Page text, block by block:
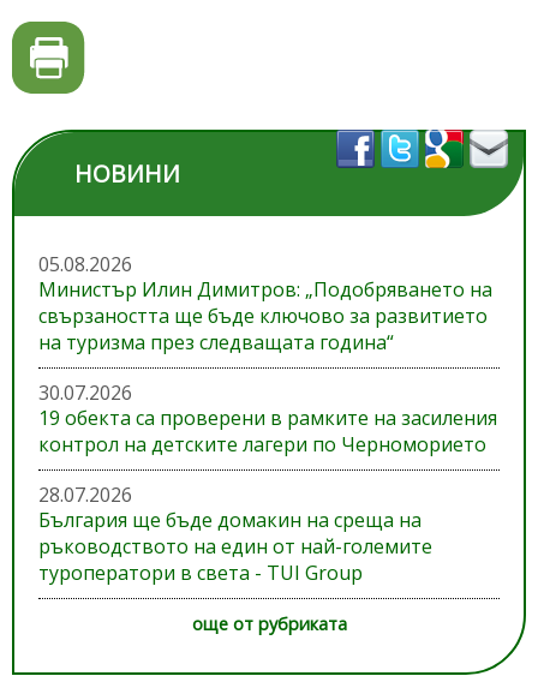
НОВИНИ
05.08.2026
Министър Илин Димитров: „Подобряването на
свързаността ще бъде ключово за развитието
на туризма през следващата година“
30.07.2026
19 обекта са проверени в рамките на засиления
контрол на детските лагери по Черноморието
28.07.2026
България ще бъде домакин на среща на
ръководството на един от най-големите
туроператори в света - TUI Group
още от рубриката